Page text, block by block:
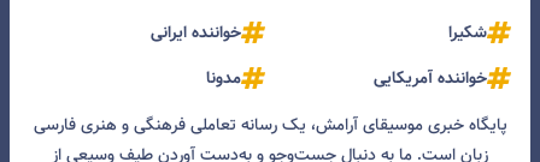
شکیرا
خواننده ایرانی
خواننده آمریکایی
مدونا
پایگاه خبری موسیقای آرامش، یک رسانه تعاملی فرهنگی و هنری فارسی
زبان است. ما به دنبال جست‌و‌جو و به‌دست آوردن طیف وسیعی از